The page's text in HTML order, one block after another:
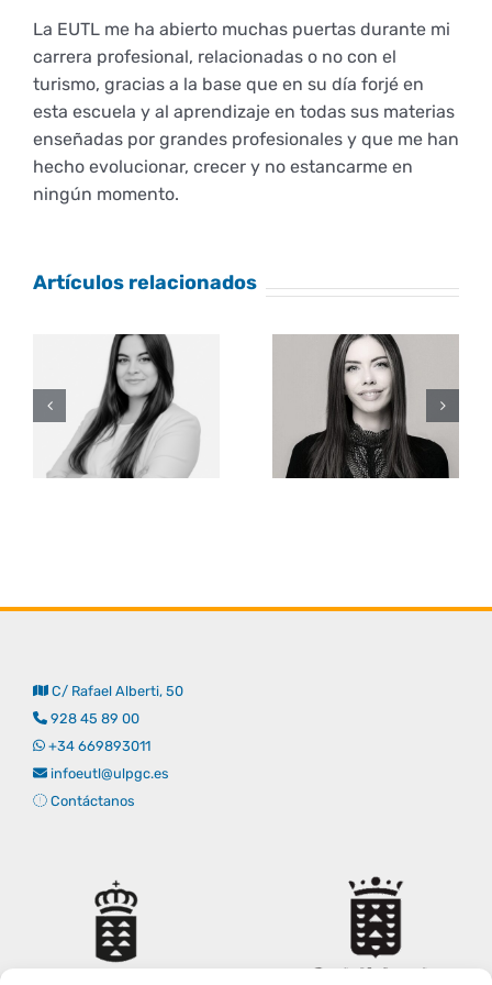
Comisiones
Personal
Empresas
Coordinador y tutores
Renovación acreditación
Memoria verificación
Informes
Impresos y formularios
Documentos
Impresos y formularios
Correo institucional
Delegación de Estudiantes
Estatuto estudiante universitario
Plan de acción tutorial
Programa Mentor
Primer Encuentro (2025)
Edición 2025 (UVL 2025)
Edición 2026 (UVL 2026)
La EUTL me ha abierto muchas puertas durante mi
carrera profesional, relacionadas o no con el
turismo, gracias a la base que en su día forjé en
esta escuela y al aprendizaje en todas sus materias
enseñadas por grandes profesionales y que me han
hecho evolucionar, crecer y no estancarme en
ningún momento.
Artículos relacionados
C/ Rafael Alberti, 50
928 45 89 00
+34 669893011
infoeutl@ulpgc.es
Contáctanos